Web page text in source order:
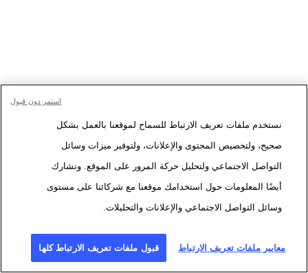
نستخدم ملفات تعريف الارتباط للسماح لموقعنا بالعمل بشكل
صحيح، ولتخصيص المحتوى والإعلانات، ولتوفير ميزات وسائل
التواصل الاجتماعي ولتحليل حركة المرور على الموقع. ونشارك
أيضًا المعلومات حول استخدامك موقعنا مع شركائنا على مستوى
وسائل التواصل الاجتماعي والإعلانات والتحليلات.
معايير ملفات تعريف الارتباط قبول ملفات تعريف الارتباط كلها
استمر دون قبول